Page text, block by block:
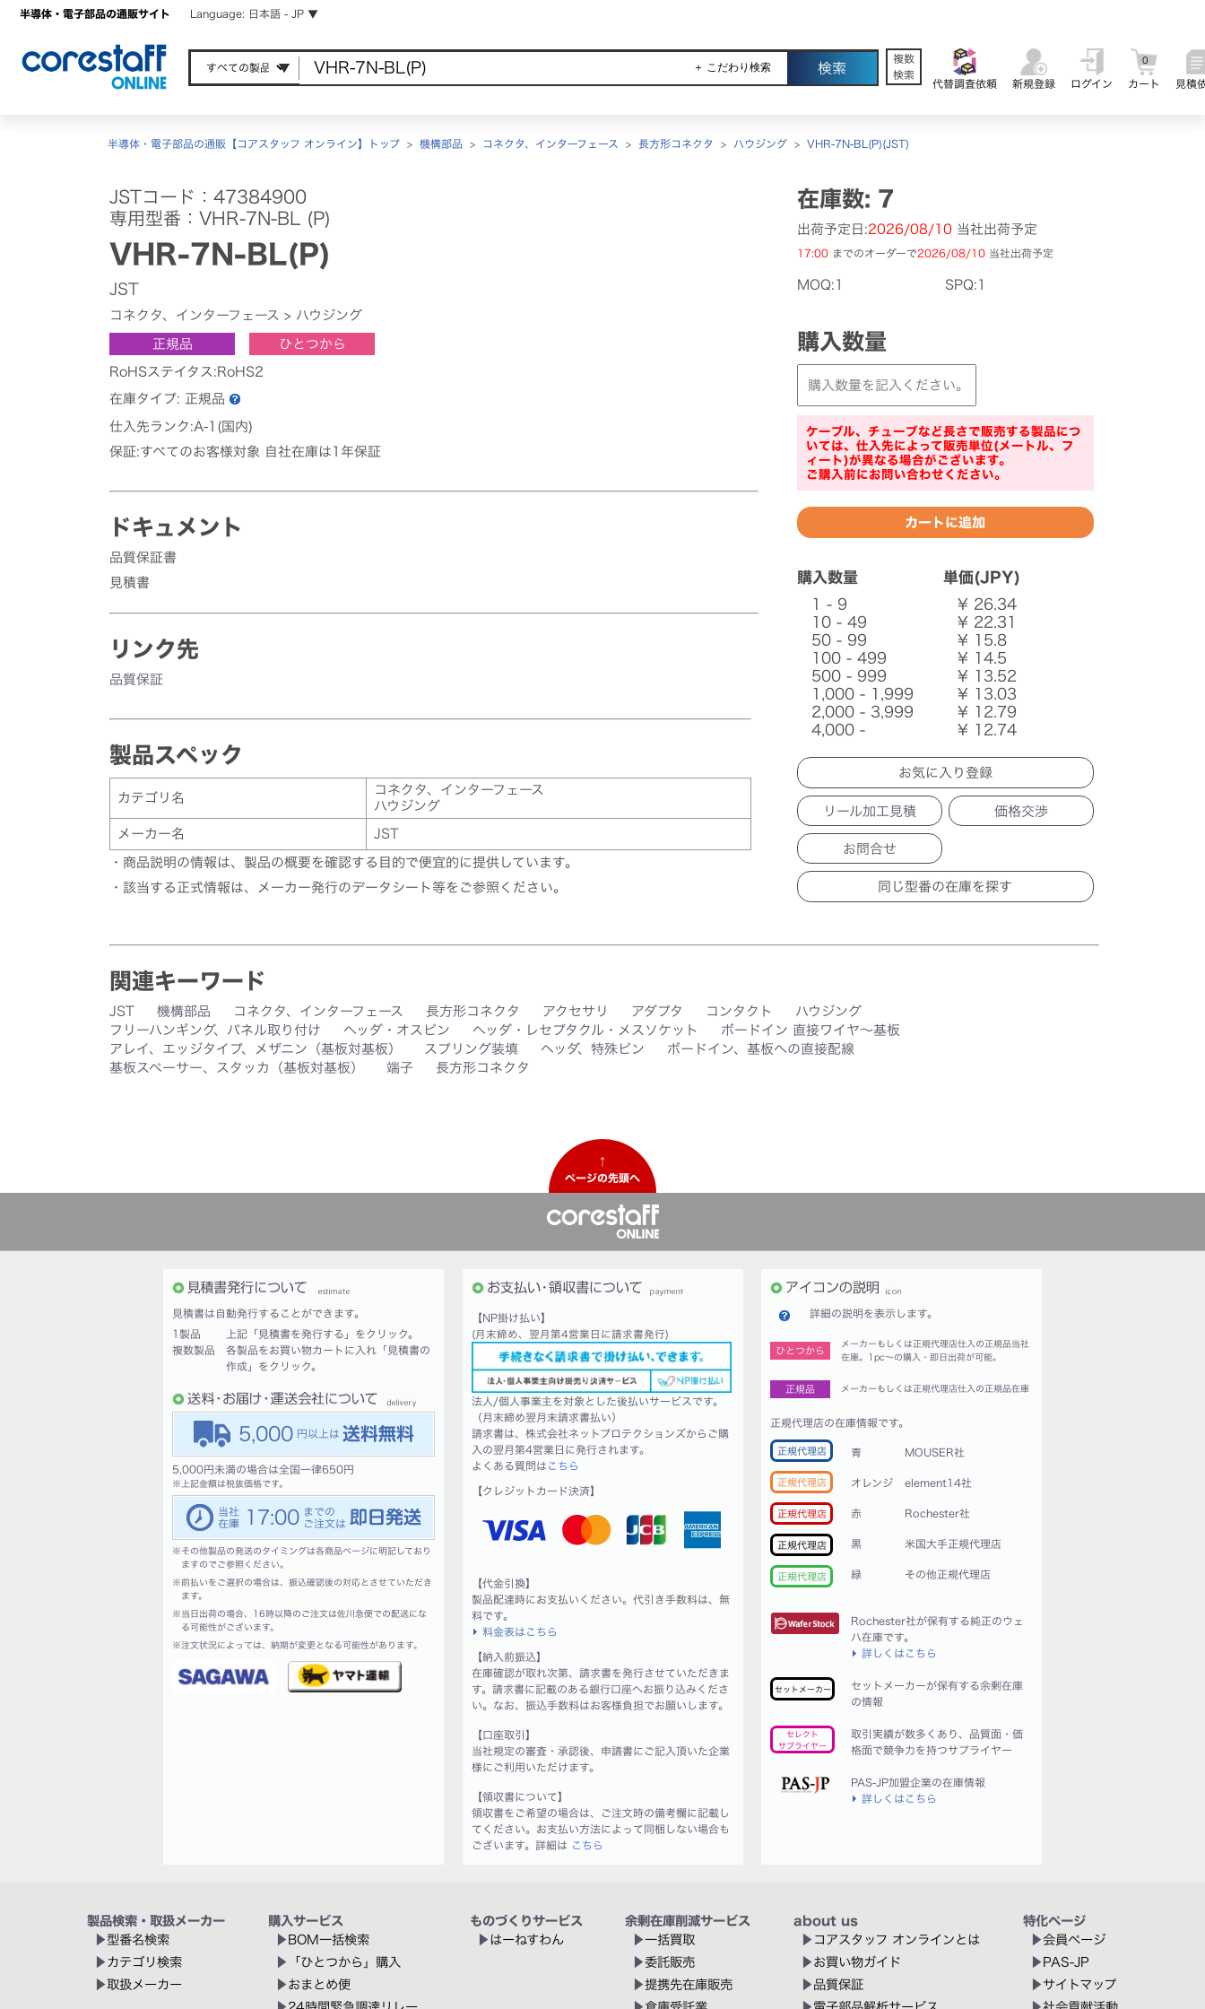
半導体・電子部品の通販サイト Language: 日本語 - JP ▼
＋ こだわり検索
複数
検索
代替調査依頼
新規登録 ログイン カート
0
見積
半導体・電子部品の通販【コアスタッフ オンライン】トップ > 機構部品 > コネクタ、インターフェース > 長方形コネクタ > ハウジング > VHR-7N-BL(P)(JST)
JSTコード：47384900
専用型番：VHR-7N-BL (P)
VHR-7N-BL(P)
JST
コネクタ、インターフェース > ハウジング
正規品 ひとつから
RoHSステイタス:RoHS2
在庫タイプ: 正規品
仕入先ランク:A-1(国内)
保証:すべてのお客様対象 自社在庫は1年保証
ドキュメント
品質保証書
見積書
リンク先
品質保証
製品スペック
カテゴリ名
コネクタ、インターフェース
ハウジング
メーカー名 JST
・商品説明の情報は、製品の概要を確認する目的で便宜的に提供しています。
・該当する正式情報は、メーカー発行のデータシート等をご参照ください。
在庫数: 7
出荷予定日:2026/08/10当社出荷予定
17:00までのオーダーで2026/08/10当社出荷予定
MOQ:1 SPQ:1
購入数量
ケーブル、チューブなど長さで販売する製品につ
いては、仕入先によって販売単位(メートル、フ
ィート)が異なる場合がございます。
ご購入前にお問い合わせください。
購入数量
単価(JPY)
1 - 9
¥ 26.34
10 - 49
¥ 22.31
50 - 99
¥ 15.8
100 - 499
¥ 14.5
500 - 999
¥ 13.52
1,000 - 1,999
¥ 13.03
2,000 - 3,999
¥ 12.79
4,000 -
¥ 12.74
リール加工見積 価格交渉
お問合せ
関連キーワード
JST 機構部品 コネクタ、インターフェース 長方形コネクタ アクセサリ アダプタ コンタクト
ハウジング
フリーハンギング、パネル取り付け
ヘッダ・オスピン ヘッダ・レセプタクル・メスソケット
ボードイン 直接ワイヤ～基板
アレイ、エッジタイプ、メザニン（基板対基板）
スプリング装填 ヘッダ、特殊ピン
ボードイン、基板への直接配線
基板スペーサー、スタッカ（基板対基板）
端子 長方形コネクタ
↑
ページの先頭へ
見積書は自動発行することができます。
1製品
上記「見積書を発行する」をクリック。
複数製品
各製品をお買い物カートに入れ「見積書の
作成」をクリック。
5,000
5,000円未満の場合は全国一律650円
※ 上記金額は税抜価格です。
17:00
※その他製品の発送のタイミングは各商品ページに明記しており
ますのでご参照ください。
※前払いをご選択の場合は、振込確認後の対応とさせていただき
ます。
※ 当日出荷の場合、16時以降のご注文は佐川急便での配送にな
る可能性がございます。
※注文状況によっては、納期が変更となる可能性があります。
【NP掛け払い】
(月末締め、翌月第4営業日に請求書発行)
法人/個人事業主を対象とした後払いサービスです。
（月末締め翌月末請求書払い）
請求書は、株式会社ネットプロテクションズからご購
入の翌月第4営業日に発行されます。
よくある質問は こちら
【クレジットカード決済】
【代金引換】
製品配達時にお支払いください。代引き手数料は、無
料です。
料金表はこちら
【納入前振込】
在庫確認が取れ次第、請求書を発行させていただきま
す。請求書に記載のある銀行口座へお振り込みくださ
い。なお、振込手数料はお客様負担でお願いします。
【口座取引】
当社規定の審査・承認後、申請書にご記入頂いた企業
様にご利用いただけます。
【領収書について】
領収書をご希望の場合は、ご注文時の備考欄に記載し
てください。お支払い方法によって同梱しない場合も
ございます。詳細は こちら
詳細の説明を表示します。
ひとつから
メーカーもしくは正規代理店仕入の正規品当社
在庫。1pc〜の購入・即日出荷が可能。
正規品 メーカーもしくは正規代理店仕入の正規品在庫
正規代理店の在庫情報です。
正規代理店
正規代理店
正規代理店
正規代理店
正規代理店
青 MOUSER社
オレンジ element14社
赤 Rochester社
黒 米国大手正規代理店
緑 その他正規代理店
Rochester社が保有する純正のウェ
ハ在庫です。
詳しくはこちら
セットメーカー
セットメーカーが保有する余剰在庫
の情報
セレクト
サプライヤー
取引実績が数多くあり、品質面・価
格面で競争力を持つサプライヤー
PAS-JP加盟企業の在庫情報
詳しくはこちら
製品検索・取扱メーカー
型番名検索
カテゴリ検索
取扱メーカー
購入サービス
BOM一括検索
「ひとつから」購入
おまとめ便
ものづくりサービス
はーねすわん
余剰在庫削減サービス
一括買取
委託販売
提携先在庫販売
about us
コアスタッフ オンラインとは
お買い物ガイド
品質保証
特化ページ
会員ページ
PAS-JP
サイトマップ